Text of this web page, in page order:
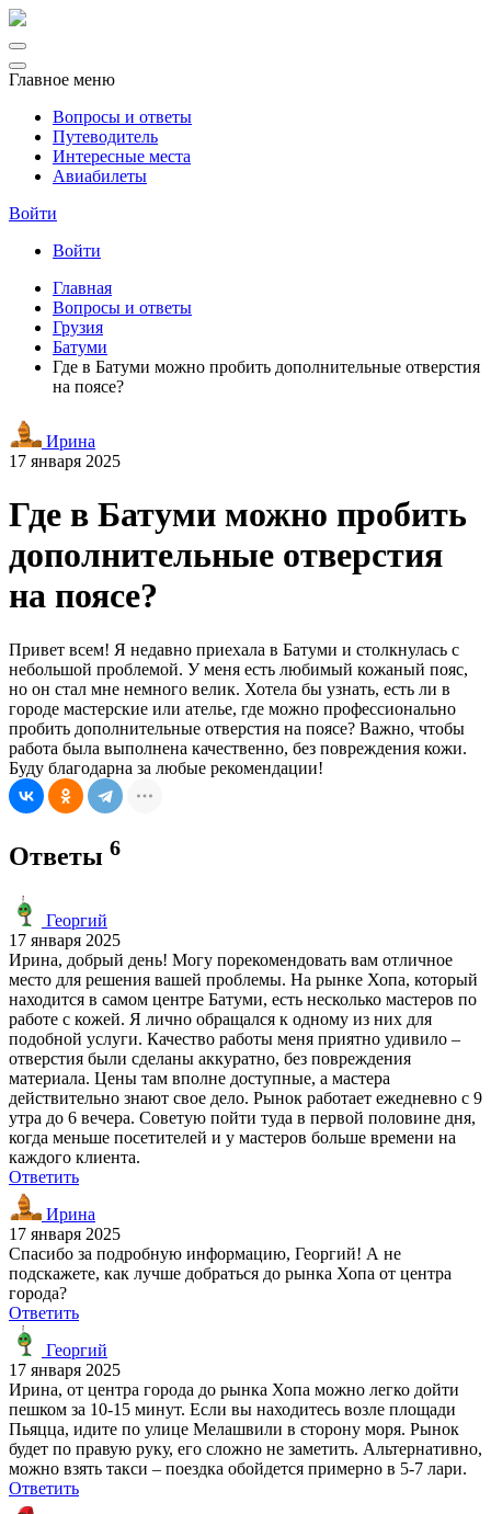
Главное меню
Вопросы и ответы
Путеводитель
Интересные места
Авиабилеты
Войти
Войти
Главная
Вопросы и ответы
Грузия
Батуми
Где в Батуми можно пробить дополнительные отверстия
на поясе?
Ирина
17 января 2025
Где в Батуми можно пробить
дополнительные отверстия
на поясе?
Привет всем! Я недавно приехала в Батуми и столкнулась с
небольшой проблемой. У меня есть любимый кожаный пояс,
но он стал мне немного велик. Хотела бы узнать, есть ли в
городе мастерские или ателье, где можно профессионально
пробить дополнительные отверстия на поясе? Важно, чтобы
работа была выполнена качественно, без повреждения кожи.
Буду благодарна за любые рекомендации!
Ответы 6
Георгий
17 января 2025
Ирина, добрый день! Могу порекомендовать вам отличное
место для решения вашей проблемы. На рынке Хопа, который
находится в самом центре Батуми, есть несколько мастеров по
работе с кожей. Я лично обращался к одному из них для
подобной услуги. Качество работы меня приятно удивило –
отверстия были сделаны аккуратно, без повреждения
материала. Цены там вполне доступные, а мастера
действительно знают свое дело. Рынок работает ежедневно с 9
утра до 6 вечера. Советую пойти туда в первой половине дня,
когда меньше посетителей и у мастеров больше времени на
каждого клиента.
Ответить
Ирина
17 января 2025
Спасибо за подробную информацию, Георгий! А не
подскажете, как лучше добраться до рынка Хопа от центра
города?
Ответить
Георгий
17 января 2025
Ирина, от центра города до рынка Хопа можно легко дойти
пешком за 10-15 минут. Если вы находитесь возле площади
Пьяцца, идите по улице Мелашвили в сторону моря. Рынок
будет по правую руку, его сложно не заметить. Альтернативно,
можно взять такси – поездка обойдется примерно в 5-7 лари.
Ответить